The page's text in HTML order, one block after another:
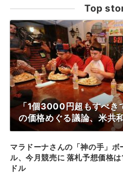
Top
「1個3000円超もすべき
の価格めぐる議論、米共
マラドーナさんの「神の手」ボ
ル、今月競売に 落札予想価格は
ドル